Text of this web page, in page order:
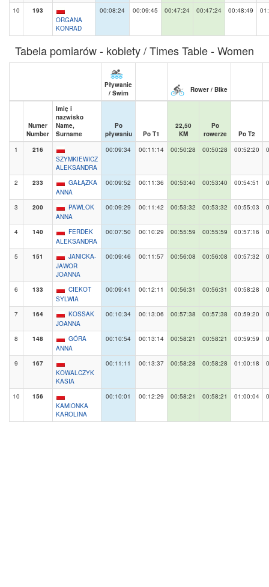
10
193
ORGANA
KONRAD
00:08:24 00:09:45 00:47:24 00:47:24 00:48:49
Tabela pomiarów - kobiety / Times Table - Women
Pływanie
/ Swim
Rower / Bike
Numer
Number
Imię i
nazwisko
Name,
Surname
Po
pływaniu
Po T1
22,50
KM
Po
rowerze
Po T2
1
216
SZYMKIEWICZ
ALEKSANDRA
00:09:34 00:11:14 00:50:28 00:50:28 00:52:20
2 233
GAŁĄZKA
ANNA
00:09:52 00:11:36 00:53:40 00:53:40 00:54:51
3 200
PAWLOK
ANNA
00:09:29 00:11:42 00:53:32 00:53:32 00:55:03
4 140
FERDEK
ALEKSANDRA
00:07:50 00:10:29 00:55:59 00:55:59 00:57:16
5 151
JANICKA-
JAWOR
JOANNA
00:09:46 00:11:57 00:56:08 00:56:08 00:57:32
6 133
CIEKOT
SYLWIA
00:09:41 00:12:11 00:56:31 00:56:31 00:58:28
7 164
KOSSAK
JOANNA
00:10:34 00:13:06 00:57:38 00:57:38 00:59:20
8 148
GÓRA
ANNA
00:10:54 00:13:14 00:58:21 00:58:21 00:59:59
9
167
KOWALCZYK
KASIA
00:11:11 00:13:37 00:58:28 00:58:28 01:00:18
10
156
KAMIONKA
KAROLINA
00:10:01 00:12:29 00:58:21 00:58:21 01:00:04